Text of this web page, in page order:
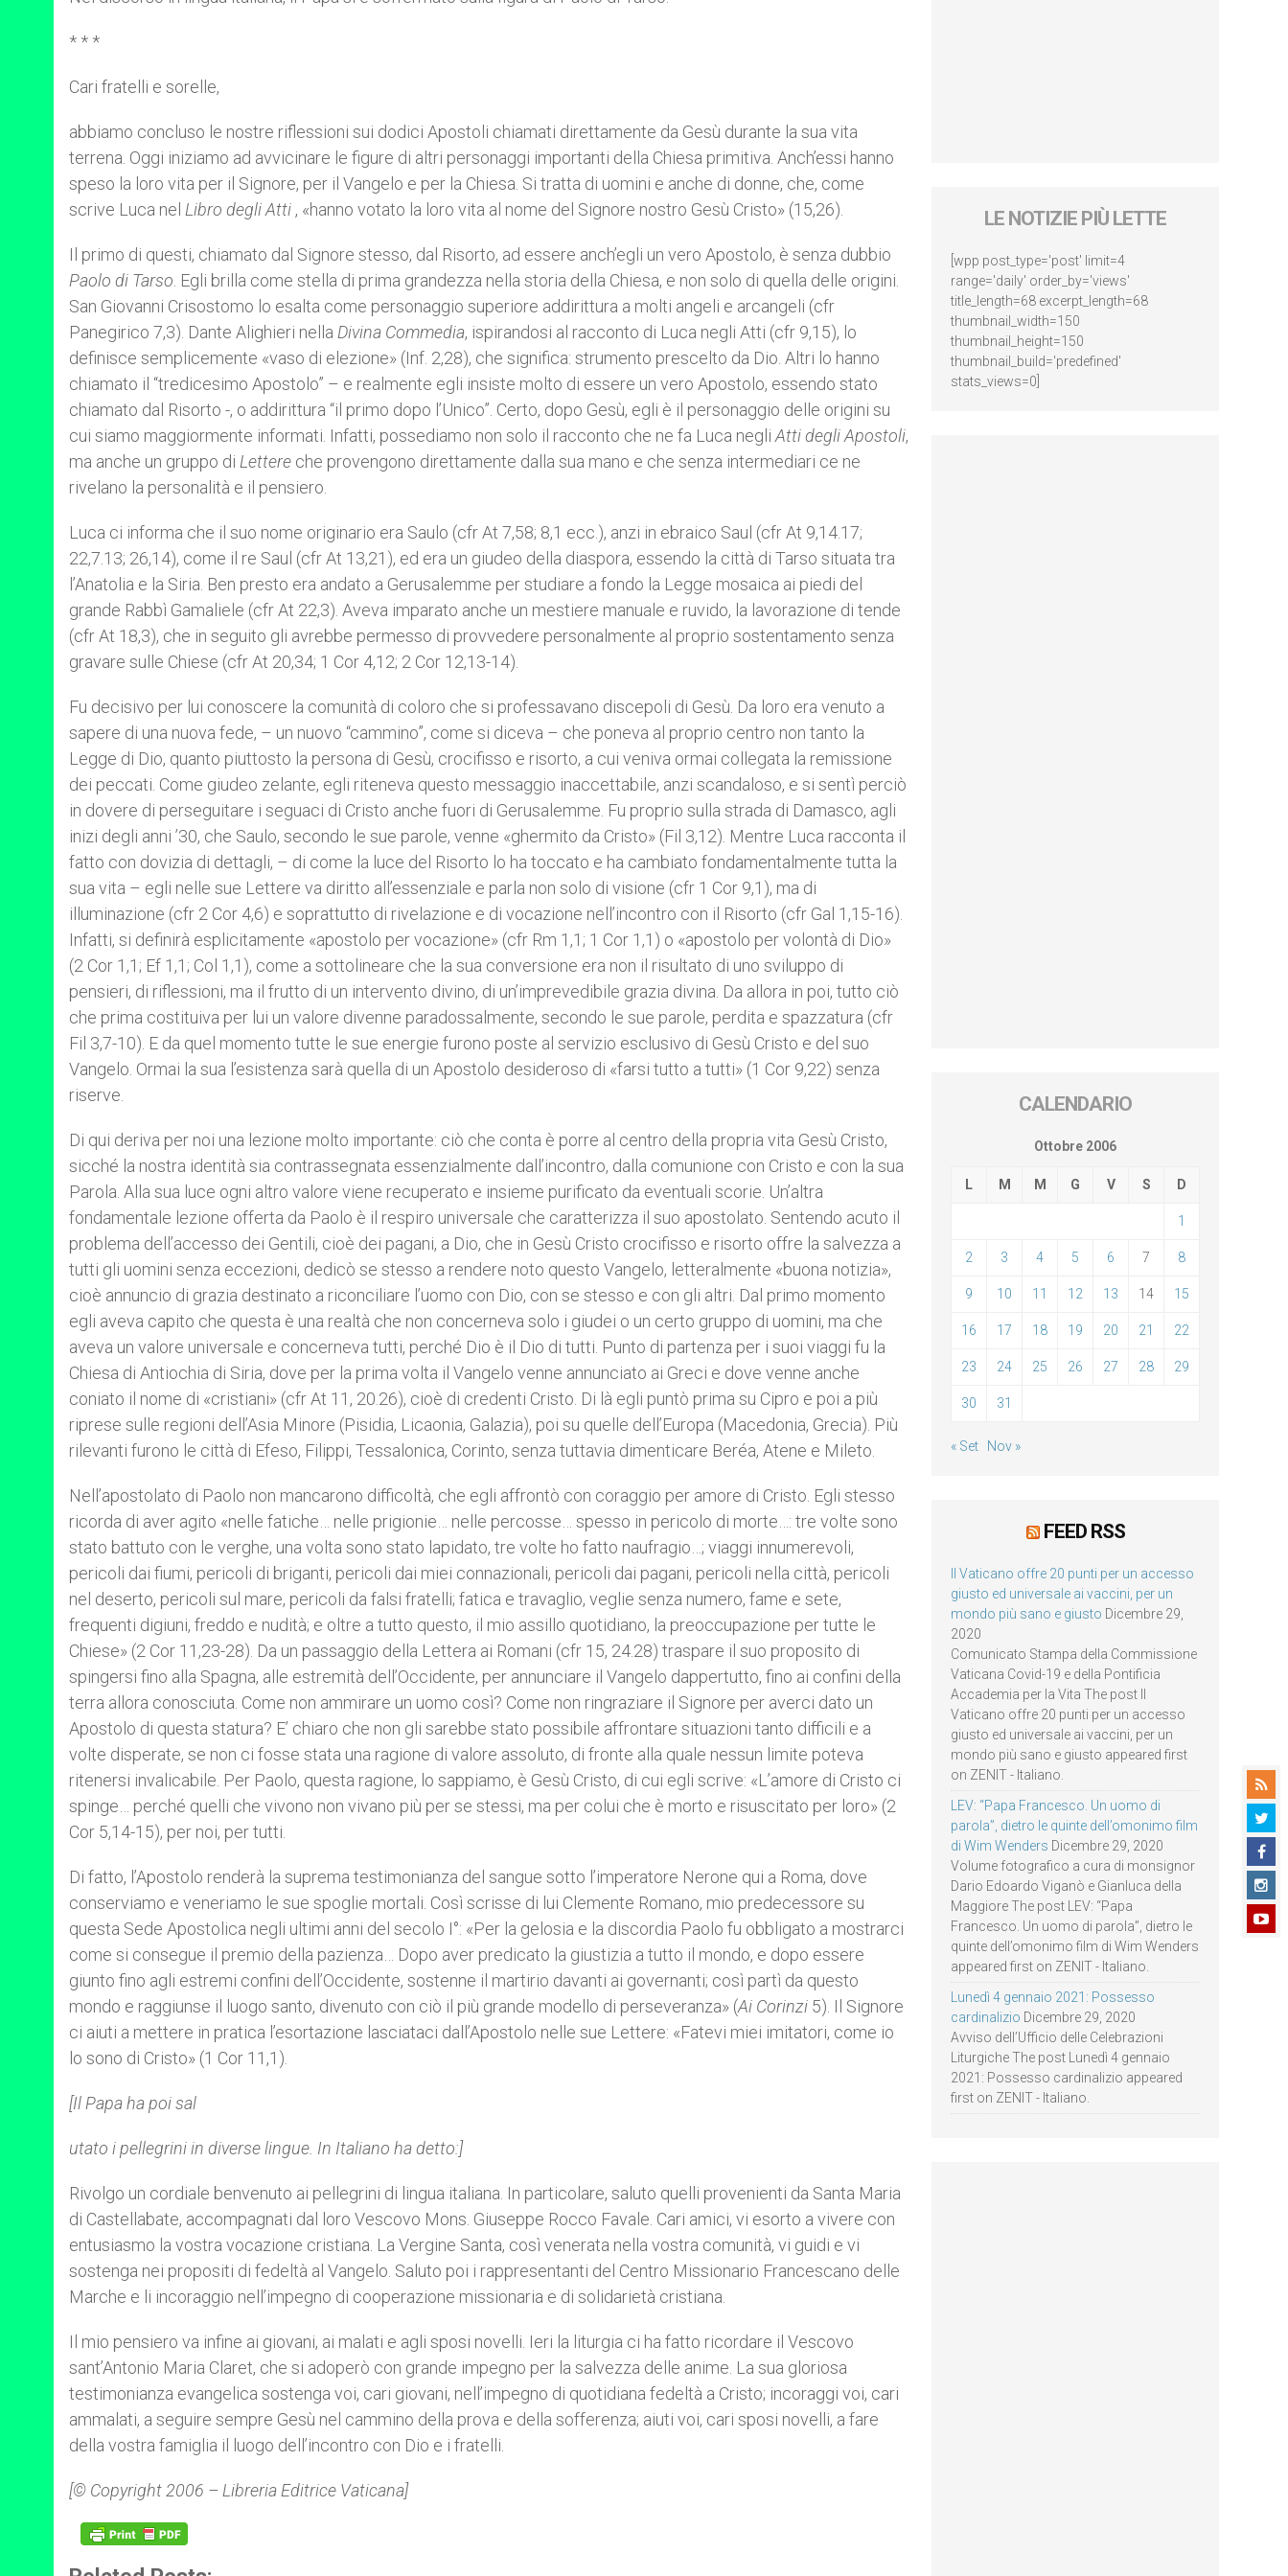
p e k
* * *
Cari fratelli e sorelle,
abbiamo concluso le nostre riflessioni sui dodici Apostoli chiamati direttamente da Gesù durante la sua vita
terrena. Oggi iniziamo ad avvicinare le figure di altri personaggi importanti della Chiesa primitiva. Anch’essi hanno
speso la loro vita per il Signore, per il Vangelo e per la Chiesa. Si tratta di uomini e anche di donne, che, come
scrive Luca nel Libro degli Atti , «hanno votato la loro vita al nome del Signore nostro Gesù Cristo» (15,26).
Il primo di questi, chiamato dal Signore stesso, dal Risorto, ad essere anch’egli un vero Apostolo, è senza dubbio
Paolo di Tarso . Egli brilla come stella di prima grandezza nella storia della Chiesa, e non solo di quella delle origini.
San Giovanni Crisostomo lo esalta come personaggio superiore addirittura a molti angeli e arcangeli (cfr
Panegirico 7,3). Dante Alighieri nella Divina Commedia, ispirandosi al racconto di Luca negli Atti (cfr 9,15), lo
definisce semplicemente «vaso di elezione» (Inf. 2,28), che significa: strumento prescelto da Dio. Altri lo hanno
chiamato il “tredicesimo Apostolo” – e realmente egli insiste molto di essere un vero Apostolo, essendo stato
chiamato dal Risorto -, o addirittura “il primo dopo l’Unico”. Certo, dopo Gesù, egli è il personaggio delle origini su
cui siamo maggiormente informati. Infatti, possediamo non solo il racconto che ne fa Luca negli Atti degli Apostoli,
ma anche un gruppo di Lettere che provengono direttamente dalla sua mano e che senza intermediari ce ne
rivelano la personalità e il pensiero.
Luca ci informa che il suo nome originario era Saulo (cfr At 7,58; 8,1 ecc.), anzi in ebraico Saul (cfr At 9,14.17;
22,7.13; 26,14), come il re Saul (cfr At 13,21), ed era un giudeo della diaspora, essendo la città di Tarso situata tra
l’Anatolia e la Siria. Ben presto era andato a Gerusalemme per studiare a fondo la Legge mosaica ai piedi del
grande Rabbì Gamaliele (cfr At 22,3). Aveva imparato anche un mestiere manuale e ruvido, la lavorazione di tende
(cfr At 18,3), che in seguito gli avrebbe permesso di provvedere personalmente al proprio sostentamento senza
gravare sulle Chiese (cfr At 20,34; 1 Cor 4,12; 2 Cor 12,13-14).
Fu decisivo per lui conoscere la comunità di coloro che si professavano discepoli di Gesù. Da loro era venuto a
sapere di una nuova fede, – un nuovo “cammino”, come si diceva – che poneva al proprio centro non tanto la
Legge di Dio, quanto piuttosto la persona di Gesù, crocifisso e risorto, a cui veniva ormai collegata la remissione
dei peccati. Come giudeo zelante, egli riteneva questo messaggio inaccettabile, anzi scandaloso, e si sentì perciò
in dovere di perseguitare i seguaci di Cristo anche fuori di Gerusalemme. Fu proprio sulla strada di Damasco, agli
inizi degli anni ’30, che Saulo, secondo le sue parole, venne «ghermito da Cristo» (Fil 3,12). Mentre Luca racconta il
fatto con dovizia di dettagli, – di come la luce del Risorto lo ha toccato e ha cambiato fondamentalmente tutta la
sua vita – egli nelle sue Lettere va diritto all’essenziale e parla non solo di visione (cfr 1 Cor 9,1), ma di
illuminazione (cfr 2 Cor 4,6) e soprattutto di rivelazione e di vocazione nell’incontro con il Risorto (cfr Gal 1,15-16).
Infatti, si definirà esplicitamente «apostolo per vocazione» (cfr Rm 1,1; 1 Cor 1,1) o «apostolo per volontà di Dio»
(2 Cor 1,1; Ef 1,1; Col 1,1), come a sottolineare che la sua conversione era non il risultato di uno sviluppo di
pensieri, di riflessioni, ma il frutto di un intervento divino, di un’imprevedibile grazia divina. Da allora in poi, tutto ciò
che prima costituiva per lui un valore divenne paradossalmente, secondo le sue parole, perdita e spazzatura (cfr
Fil 3,7-10). E da quel momento tutte le sue energie furono poste al servizio esclusivo di Gesù Cristo e del suo
Vangelo. Ormai la sua l’esistenza sarà quella di un Apostolo desideroso di «farsi tutto a tutti» (1 Cor 9,22) senza
riserve.
Di qui deriva per noi una lezione molto importante: ciò che conta è porre al centro della propria vita Gesù Cristo,
sicché la nostra identità sia contrassegnata essenzialmente dall’incontro, dalla comunione con Cristo e con la sua
Parola. Alla sua luce ogni altro valore viene recuperato e insieme purificato da eventuali scorie. Un’altra
fondamentale lezione offerta da Paolo è il respiro universale che caratterizza il suo apostolato. Sentendo acuto il
problema dell’accesso dei Gentili, cioè dei pagani, a Dio, che in Gesù Cristo crocifisso e risorto offre la salvezza a
tutti gli uomini senza eccezioni, dedicò se stesso a rendere noto questo Vangelo, letteralmente «buona notizia»,
cioè annuncio di grazia destinato a riconciliare l’uomo con Dio, con se stesso e con gli altri. Dal primo momento
egli aveva capito che questa è una realtà che non concerneva solo i giudei o un certo gruppo di uomini, ma che
aveva un valore universale e concerneva tutti, perché Dio è il Dio di tutti. Punto di partenza per i suoi viaggi fu la
Chiesa di Antiochia di Siria, dove per la prima volta il Vangelo venne annunciato ai Greci e dove venne anche
coniato il nome di «cristiani» (cfr At 11, 20.26), cioè di credenti Cristo. Di là egli puntò prima su Cipro e poi a più
riprese sulle regioni dell’Asia Minore (Pisidia, Licaonia, Galazia), poi su quelle dell’Europa (Macedonia, Grecia). Più
rilevanti furono le città di Efeso, Filippi, Tessalonica, Corinto, senza tuttavia dimenticare Beréa, Atene e Mileto.
Nell’apostolato di Paolo non mancarono difficoltà, che egli affrontò con coraggio per amore di Cristo. Egli stesso
ricorda di aver agito «nelle fatiche… nelle prigionie… nelle percosse… spesso in pericolo di morte…: tre volte sono
stato battuto con le verghe, una volta sono stato lapidato, tre volte ho fatto naufragio…; viaggi innumerevoli,
pericoli dai fiumi, pericoli di briganti, pericoli dai miei connazionali, pericoli dai pagani, pericoli nella città, pericoli
nel deserto, pericoli sul mare, pericoli da falsi fratelli; fatica e travaglio, veglie senza numero, fame e sete,
frequenti digiuni, freddo e nudità; e oltre a tutto questo, il mio assillo quotidiano, la preoccupazione per tutte le
Chiese» (2 Cor 11,23-28). Da un passaggio della Lettera ai Romani (cfr 15, 24.28) traspare il suo proposito di
spingersi fino alla Spagna, alle estremità dell’Occidente, per annunciare il Vangelo dappertutto, fino ai confini della
terra allora conosciuta. Come non ammirare un uomo così? Come non ringraziare il Signore per averci dato un
Apostolo di questa statura? E’ chiaro che non gli sarebbe stato possibile affrontare situazioni tanto difficili e a
volte disperate, se non ci fosse stata una ragione di valore assoluto, di fronte alla quale nessun limite poteva
ritenersi invalicabile. Per Paolo, questa ragione, lo sappiamo, è Gesù Cristo, di cui egli scrive: «L’amore di Cristo ci
spinge… perché quelli che vivono non vivano più per se stessi, ma per colui che è morto e risuscitato per loro» (2
Cor 5,14-15), per noi, per tutti.
Di fatto, l’Apostolo renderà la suprema testimonianza del sangue sotto l’imperatore Nerone qui a Roma, dove
conserviamo e veneriamo le sue spoglie mortali. Così scrisse di lui Clemente Romano, mio predecessore su
questa Sede Apostolica negli ultimi anni del secolo I°: «Per la gelosia e la discordia Paolo fu obbligato a mostrarci
come si consegue il premio della pazienza… Dopo aver predicato la giustizia a tutto il mondo, e dopo essere
giunto fino agli estremi confini dell’Occidente, sostenne il martirio davanti ai governanti; così partì da questo
mondo e raggiunse il luogo santo, divenuto con ciò il più grande modello di perseveranza» (Ai Corinzi 5). Il Signore
ci aiuti a mettere in pratica l’esortazione lasciataci dall’Apostolo nelle sue Lettere: «Fatevi miei imitatori, come io
lo sono di Cristo» (1 Cor 11,1).
[Il Papa ha poi sal
utato i pellegrini in diverse lingue. In Italiano ha detto:]
Rivolgo un cordiale benvenuto ai pellegrini di lingua italiana. In particolare, saluto quelli provenienti da Santa Maria
di Castellabate, accompagnati dal loro Vescovo Mons. Giuseppe Rocco Favale. Cari amici, vi esorto a vivere con
entusiasmo la vostra vocazione cristiana. La Vergine Santa, così venerata nella vostra comunità, vi guidi e vi
sostenga nei propositi di fedeltà al Vangelo. Saluto poi i rappresentanti del Centro Missionario Francescano delle
Marche e li incoraggio nell’impegno di cooperazione missionaria e di solidarietà cristiana.
Il mio pensiero va infine ai giovani, ai malati e agli sposi novelli. Ieri la liturgia ci ha fatto ricordare il Vescovo
sant’Antonio Maria Claret, che si adoperò con grande impegno per la salvezza delle anime. La sua gloriosa
testimonianza evangelica sostenga voi, cari giovani, nell’impegno di quotidiana fedeltà a Cristo; incoraggi voi, cari
ammalati, a seguire sempre Gesù nel cammino della prova e della sofferenza; aiuti voi, cari sposi novelli, a fare
della vostra famiglia il luogo dell’incontro con Dio e i fratelli.
[© Copyright 2006 – Libreria Editrice Vaticana]
LE NOTIZIE PIÙ LETTE
[wpp post_type='post' limit=4
range='daily' order_by='views'
title_length=68 excerpt_length=68
thumbnail_width=150
thumbnail_height=150
thumbnail_build='predefined'
stats_views=0]
CALENDARIO
Ottobre 2006
L M M G V S D
1
2 3 4 5 6 7 8
9 10 11 12 13 14 15
16 17 18 19 20 21 22
23 24 25 26 27 28 29
30 31
« Set Nov »
FEED RSS
Il Vaticano offre 20 punti per un accesso
giusto ed universale ai vaccini, per un
mondo più sano e giusto Dicembre 29,
2020
Comunicato Stampa della Commissione
Vaticana Covid-19 e della Pontificia
Accademia per la Vita The post Il
Vaticano offre 20 punti per un accesso
giusto ed universale ai vaccini, per un
mondo più sano e giusto appeared first
on ZENIT - Italiano.
LEV: “Papa Francesco. Un uomo di
parola”, dietro le quinte dell’omonimo film
di Wim Wenders Dicembre 29, 2020
Volume fotografico a cura di monsignor
Dario Edoardo Viganò e Gianluca della
Maggiore The post LEV: “Papa
Francesco. Un uomo di parola”, dietro le
quinte dell’omonimo film di Wim Wenders
appeared first on ZENIT - Italiano.
Lunedì 4 gennaio 2021: Possesso
cardinalizio Dicembre 29, 2020
Avviso dell’Ufficio delle Celebrazioni
Liturgiche The post Lunedì 4 gennaio
2021: Possesso cardinalizio appeared
first on ZENIT - Italiano.